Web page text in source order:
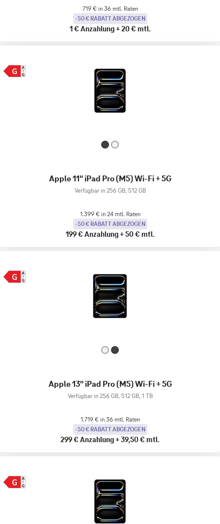
719 € in 36 mtl. Raten
-50 € RABATT ABGEZOGEN
1 € Anzahlung+20 € mtl.
Apple 11" iPad Pro (M5) Wi-Fi + 5G
Verfügbar in 256 GB, 512 GB
1.399 € in 24 mtl. Raten
-50 € RABATT ABGEZOGEN
199 € Anzahlung+50 € mtl.
Apple 13" iPad Pro (M5) Wi-Fi + 5G
Verfügbar in 256 GB, 512 GB, 1 TB
1.719 € in 36 mtl. Raten
-50 € RABATT ABGEZOGEN
299 € Anzahlung+39,50 € mtl.